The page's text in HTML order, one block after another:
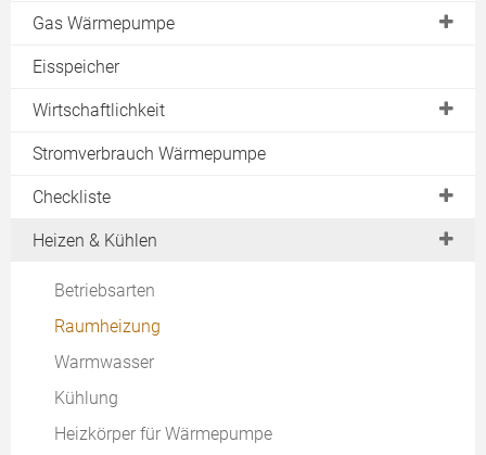
Wasser-Wasser
Luft-Luft
Gas Wärmepumpe
Gasmotor
Absorptionswärmepumpe
Eisspeicher
Wirtschaftlichkeit
Effizienzfaktoren
Jahresarbeitszahl
Wärmepumpenstrom
Lebensdauer einer Wärmepumpe
Wirkungsgrad
Vorlauftemperatur
Vor- und Nachteile einer Wärmepumpe
Stromverbrauch Wärmepumpe
Checkliste
Machbarkeit
Heizen & Kühlen
Betriebsarten
Raumheizung
Warmwasser
Kühlung
Heizkörper für Wärmepumpe